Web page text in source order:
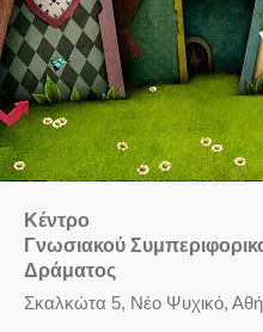
Κέντρο
Γνωσιακού
Δράματος
Σκαλκώτα 5, Νέο Ψυχικό,